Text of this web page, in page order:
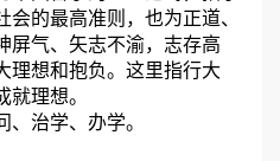
的最高准则，也为正道、
屏气、矢志不渝，志存高
理想和抱负。这里指行大
理想。
治学、办学。